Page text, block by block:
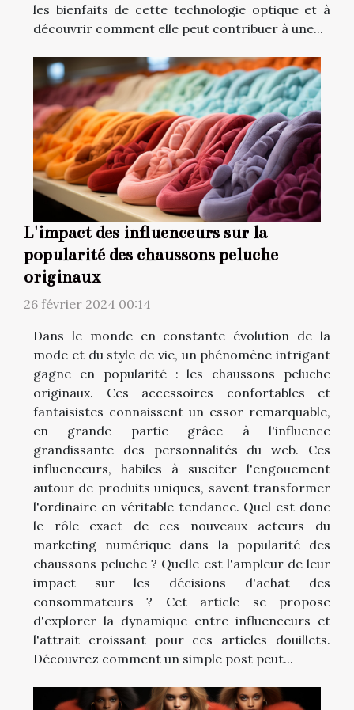
les bienfaits de cette technologie optique et à
découvrir comment elle peut contribuer à une...
L'impact des influenceurs sur la
popularité des chaussons peluche
originaux
26 février 2024 00:14
Dans le monde en constante évolution de la
mode et du style de vie, un phénomène intrigant
gagne en popularité : les chaussons peluche
originaux. Ces accessoires confortables et
fantaisistes connaissent un essor remarquable,
en grande partie grâce à l'influence
grandissante des personnalités du web. Ces
influenceurs, habiles à susciter l'engouement
autour de produits uniques, savent transformer
l'ordinaire en véritable tendance. Quel est donc
le rôle exact de ces nouveaux acteurs du
marketing numérique dans la popularité des
chaussons peluche ? Quelle est l'ampleur de leur
impact sur les décisions d'achat des
consommateurs ? Cet article se propose
d'explorer la dynamique entre influenceurs et
l'attrait croissant pour ces articles douillets.
Découvrez comment un simple post peut...